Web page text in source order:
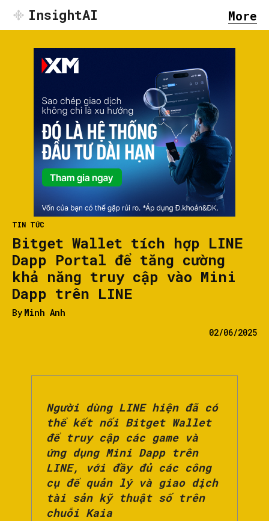
InsightAI More
TIN TỨC
Bitget Wallet tích hợp LINE
Dapp Portal để tăng cường
khả năng truy cập vào Mini
Dapp trên LINE
By Minh Anh
02/06/2025
Người dùng LINE hiện đã có
thể kết nối Bitget Wallet
để truy cập các game và
ứng dụng Mini Dapp trên
LINE, với đầy đủ các công
cụ để quản lý và giao dịch
tài sản kỹ thuật số trên
chuỗi Kaia